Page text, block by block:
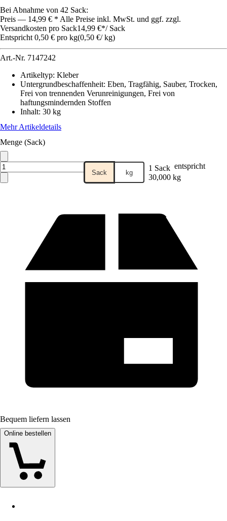
Bei Abnahme von 42 Sack:
Preis — 14,99 € * Alle Preise inkl. MwSt. und ggf. zzgl.
Versandkosten pro Sack14,99 €*/ Sack
Entspricht 0,50 € pro kg(0,50 €/ kg)
Art.-Nr. 7147242
Artikeltyp: Kleber
Untergrundbeschaffenheit: Eben, Tragfähig, Sauber, Trocken,
Frei von trennenden Verunreinigungen, Frei von
haftungsmindernden Stoffen
Inhalt: 30 kg
Mehr Artikeldetails
Menge (Sack)
Sack kg 1 Sack entspricht
30,000 kg
Bequem liefern lassen
Online bestellen